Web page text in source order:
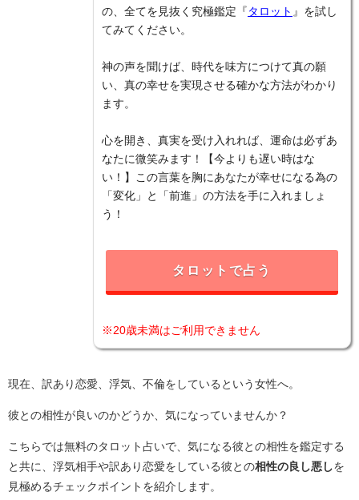
の、全てを見抜く究極鑑定『 タロット 』を試し
てみてください。
神の声を聞けば、時代を味方につけて真の願
い、真の幸せを実現させる確かな方法がわかり
ます。
心を開き、真実を受け入れれば、運命は必ずあ
なたに微笑みます！【今よりも遅い時はな
い！】この言葉を胸にあなたが幸せになる為の
「変化」と「前進」の方法を手に入れましょ
う！
タロットで占う
※20歳未満はご利用できません
現在、訳あり恋愛、浮気、不倫をしているという女性へ。
彼との相性が良いのかどうか、気になっていませんか？
こちらでは無料のタロット占いで、気になる彼との相性を鑑定する
と共に、浮気相手や訳あり恋愛をしている彼との相性の良し悪し を
見極めるチェックポイントを紹介します。